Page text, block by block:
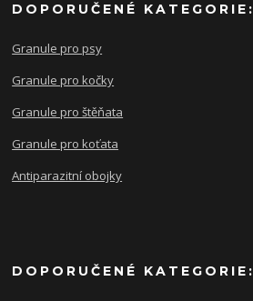
DOPORUČENÉ KATEGORIE:
Granule pro psy
Granule pro kočky
Granule pro štěňata
Granule pro koťata
Antiparazitní obojky
DOPORUČENÉ KATEGORIE: